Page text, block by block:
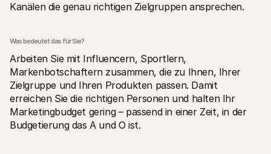
Kanälen die genau richtigen Zielgruppen ansprechen.
Was bedeutet das für Sie?
Arbeiten Sie mit Influencern, Sportlern,
Markenbotschaftern zusammen, die zu Ihnen, Ihrer
Zielgruppe und Ihren Produkten passen. Damit
erreichen Sie die richtigen Personen und halten Ihr
Marketingbudget gering – passend in einer Zeit, in der
Budgetierung das A und O ist.